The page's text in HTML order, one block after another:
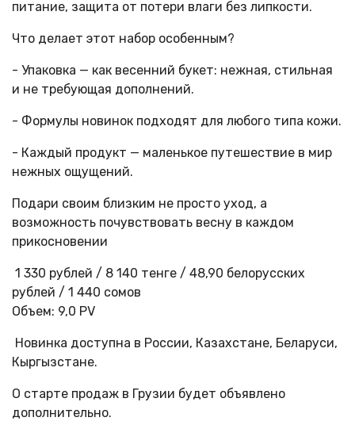
питание, защита от потери влаги без липкости.
Что делает этот набор особенным?
- Упаковка — как весенний букет: нежная, стильная
и не требующая дополнений.
- Формулы новинок подходят для любого типа кожи.
- Каждый продукт — маленькое путешествие в мир
нежных ощущений.
Подари своим близким не просто уход, а
возможность почувствовать весну в каждом
прикосновении
1 330 рублей / 8 140 тенге / 48,90 белорусских
рублей / 1 440 сомов
Объем: 9,0 PV
Новинка доступна в России, Казахстане, Беларуси,
Кыргызстане.
О старте продаж в Грузии будет объявлено
дополнительно.